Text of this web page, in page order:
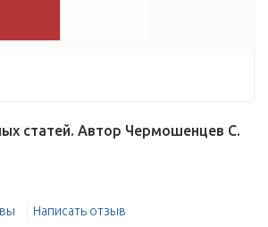
статей. Автор Чермошенцев С.
Написать отзыв